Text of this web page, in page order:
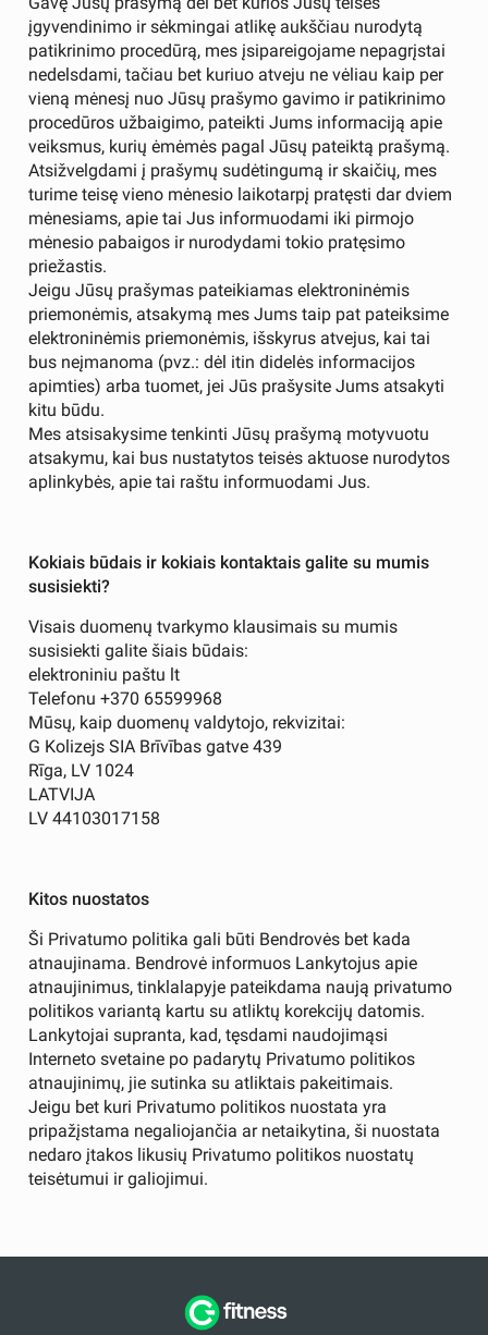
įgyvendinimo ir sėkmingai atlikę aukščiau nurodytą
patikrinimo procedūrą, mes įsipareigojame nepagrįstai
nedelsdami, tačiau bet kuriuo atveju ne vėliau kaip per
vieną mėnesį nuo Jūsų prašymo gavimo ir patikrinimo
procedūros užbaigimo, pateikti Jums informaciją apie
veiksmus, kurių ėmėmės pagal Jūsų pateiktą prašymą.
Atsižvelgdami į prašymų sudėtingumą ir skaičių, mes
turime teisę vieno mėnesio laikotarpį pratęsti dar dviem
mėnesiams, apie tai Jus informuodami iki pirmojo
mėnesio pabaigos ir nurodydami tokio pratęsimo
priežastis.
Jeigu Jūsų prašymas pateikiamas elektroninėmis
priemonėmis, atsakymą mes Jums taip pat pateiksime
elektroninėmis priemonėmis, išskyrus atvejus, kai tai
bus neįmanoma (pvz.: dėl itin didelės informacijos
apimties) arba tuomet, jei Jūs prašysite Jums atsakyti
kitu būdu.
Mes atsisakysime tenkinti Jūsų prašymą motyvuotu
atsakymu, kai bus nustatytos teisės aktuose nurodytos
aplinkybės, apie tai raštu informuodami Jus.
Kokiais būdais ir kokiais kontaktais galite su mumis
susisiekti?
Visais duomenų tvarkymo klausimais su mumis
susisiekti galite šiais būdais:
elektroniniu paštu lt
Telefonu +370 65599968
Mūsų, kaip duomenų valdytojo, rekvizitai:
G Kolizejs SIA Brīvības gatve 439
Rīga, LV 1024
LATVIJA
LV 44103017158
Kitos nuostatos
Ši Privatumo politika gali būti Bendrovės bet kada
atnaujinama. Bendrovė informuos Lankytojus apie
atnaujinimus, tinklalapyje pateikdama naują privatumo
politikos variantą kartu su atliktų korekcijų datomis.
Lankytojai supranta, kad, tęsdami naudojimąsi
Interneto svetaine po padarytų Privatumo politikos
atnaujinimų, jie sutinka su atliktais pakeitimais.
Jeigu bet kuri Privatumo politikos nuostata yra
pripažįstama negaliojančia ar netaikytina, ši nuostata
nedaro įtakos likusių Privatumo politikos nuostatų
teisėtumui ir galiojimui.